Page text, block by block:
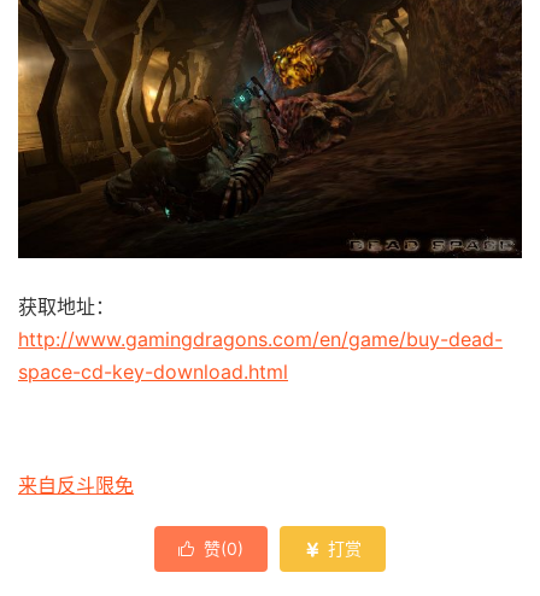
获取地址：
http://www.gamingdragons.com/en/game/buy-dead-
space-cd-key-download.html
来自反斗限免
 赞(0)  打赏